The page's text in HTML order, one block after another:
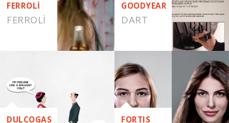
FERROLİ
FERROLI
GOODYEAR
DART
DULCOGAS FORTIS